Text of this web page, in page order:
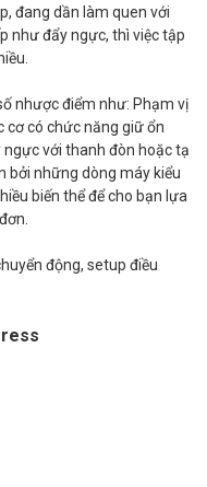
đang dần làm quen với
như đẩy ngực, thì việc tập
nhược điểm như: Phạm vị
cơ có chức năng giữ ổn
với thanh đòn hoặc tạ
bởi những dòng máy kiểu
biến thể để cho bạn lựa
động, setup điều